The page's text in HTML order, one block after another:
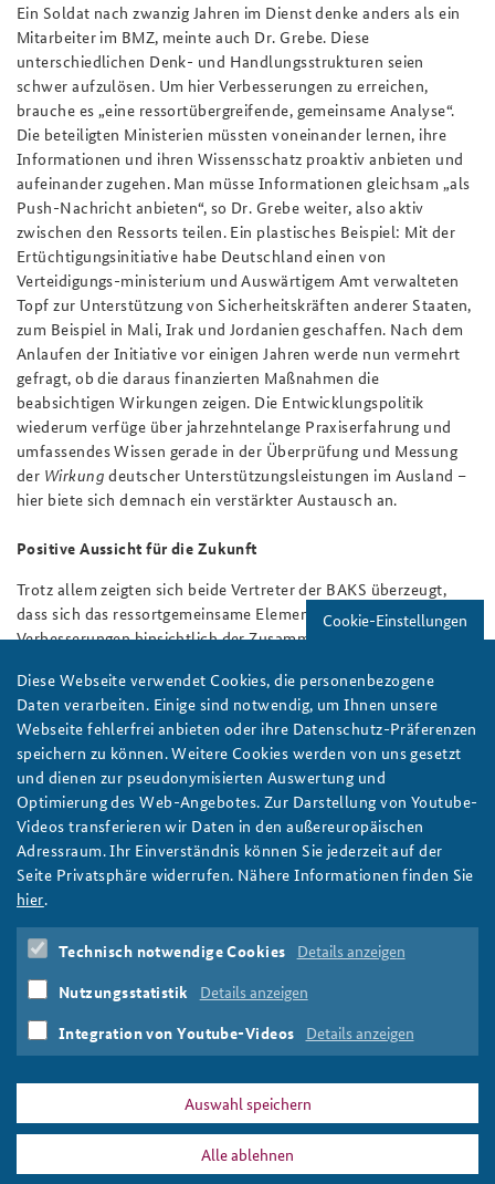
Ein Soldat nach zwanzig Jahren im Dienst denke anders als ein
Mitarbeiter im BMZ, meinte auch Dr. Grebe. Diese
unterschiedlichen Denk- und Handlungsstrukturen seien
schwer auf­zulösen. Um hier Verbesserungen zu erreichen,
brauche es „eine ressortübergreifende, gemein­same Analyse“.
Die beteiligten Ministerien müssten voneinander lernen, ihre
Informationen und ihren Wissensschatz proaktiv anbieten und
aufeinander zugehen. Man müsse Informationen gleichsam „als
Push-Nachricht anbieten“, so Dr. Grebe weiter, also aktiv
zwischen den Ressorts teilen. Ein plastisches Beispiel: Mit der
Ertüchtigungsinitiative habe Deutschland einen von
Verteidigungs-ministerium und Auswärtigem Amt verwalteten
Topf zur Unterstützung von Sicherheitskräften anderer Staaten,
zum Beispiel in Mali, Irak und Jordanien geschaffen. Nach dem
Anlaufen der Initiative vor einigen Jahren werde nun vermehrt
gefragt, ob die daraus finanzierten Maßnahmen die
beabsichtigen Wirkungen zeigen. Die Entwicklungspolitik
wiederum verfüge über jahrzehntelange Praxiserfahrung und
umfassendes Wissen gerade in der Überprüfung und Messung
der Wirkung deutscher Unterstützungsleistungen im Ausland –
hier biete sich demnach ein verstärkter Austausch an.
Positive Aussicht für die Zukunft
Trotz allem zeigten sich beide Vertreter der BAKS überzeugt,
dass sich das ressortgemeinsame Element, das heißt
Verbesserungen hinsichtlich der Zusammenarbeit und des
Sicherheitspolitik, auf einem guten Weg befinde. Das
Momentum der letzten Jahre sei in jedem Falle positiv. „Ich
denke, dass die Kolleginnen und Kollegen viel für ihre Arbeit
mitnehmen werden“, sagte hinterher auch ein Teilnehmer. Es sei
gut, dass es viel Dialog und viele Diskussionen gegeben habe.
Wer nachhaltig Entwicklung fördern will, muss vernetzt denken
– bei der jüngsten Generation der BMZ-Mitarbeiterinnen und -
Mitarbeiter scheint diese Botschaft angekommen zu sein.
Autorinnen
EZ-Kolleg Entwicklungszusammenarbeit
Seminare
Drucken
DATENSCHUTZ
Cookie-Einstellungen
Diese Webseite verwendet Cookies, die personenbezogene
Daten verarbeiten. Einige sind notwendig, um Ihnen unsere
Webseite fehlerfrei anbieten oder ihre Datenschutz-Präferenzen
speichern zu können. Weitere Cookies werden von uns gesetzt
und dienen zur pseudonymisierten Auswertung und
Optimierung des Web-Angebotes. Zur Darstellung von Youtube-
Videos transferieren wir Daten in den außereuropäischen
Adressraum. Ihr Einverständnis können Sie jederzeit auf der
Seite Privatsphäre widerrufen. Nähere Informationen finden Sie
hier.
Technisch notwendige Cookies Details anzeigen
Nutzungsstatistik Details anzeigen
Integration von Youtube-Videos Details anzeigen
Auswahl speichern
Alle ablehnen